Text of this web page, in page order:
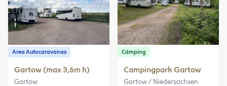
Area Autocaravanas
Gartow (max 3,6m h)
Gartow
Cámping
Campingpark Gartow
Gartow / Niedersachsen